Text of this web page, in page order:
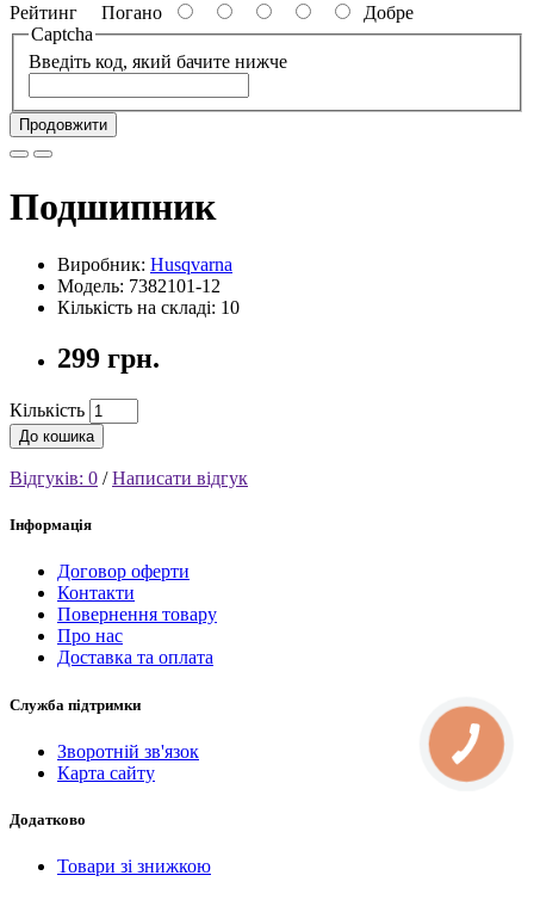
Рейтинг Погано
Добре
Captcha
Введіть код, який бачите нижче
Продовжити
Подшипник
Виробник: Husqvarna
Модель: 7382101-12
Кількість на складі: 10
299 грн.
Кількість
До кошика
Відгуків: 0 /Написати відгук
Інформація
Договор оферти
Контакти
Повернення товару
Про нас
Доставка та оплата
Служба підтримки
Зворотній зв'язок
Карта сайту
Додатково
Товари зі знижкою